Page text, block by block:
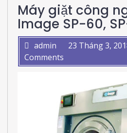
Máy giặt công
Image SP-60,
admin 23 Tháng 3,
Comments